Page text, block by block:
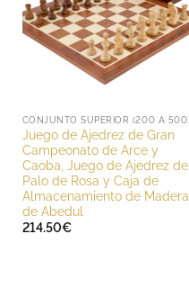
Juego de Ajedrez de Gran
Campeonato de Arce y
Caoba, Juego de Ajedrez de
Palo de Rosa y Caja de
Almacenamiento de Madera
de Abedul
214.50€